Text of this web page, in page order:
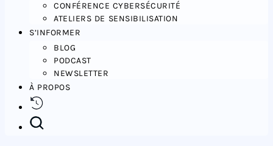
CONFÉRENCE CYBERSÉCURITÉ
ATELIERS DE SENSIBILISATION
S’INFORMER
BLOG
PODCAST
NEWSLETTER
À PROPOS